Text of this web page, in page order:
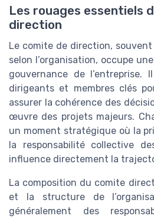
Les rouages essentiels
direction
Le comite de direction,
selon l’organisation, occupe
gouvernance de l’entreprise.
dirigeants et membres clés
assurer la cohérence des
œuvre des projets majeurs.
un moment stratégique où la
la responsabilité collective
influence directement la
La composition du comite
et la structure de
généralement des